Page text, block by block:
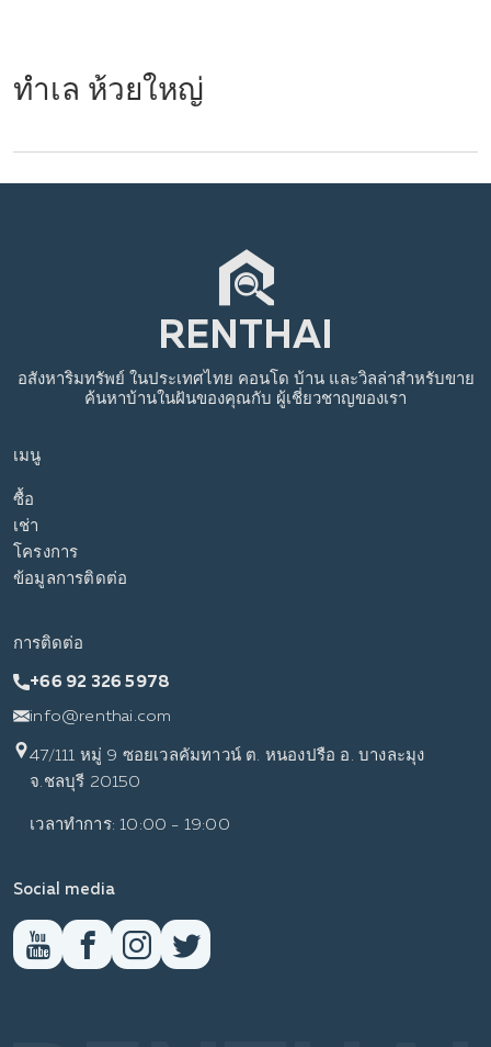
ทำเล ห้วยใหญ่
เมนู
ซื้อ
เช่า
โครงการ
ข้อมูลการติดต่อ
อสังหาริมทรัพย์ ในประเทศไทย คอนโด บ้าน และวิลล่าสำหรับขาย
ค้นหาบ้านในฝันของคุณกับ ผู้เชี่ยวชาญของเรา
การติดต่อ
+66 92 326 5978
info@renthai.com
47/111 หมู่ 9 ซอยเวลคัมทาวน์ ต. หนองปรือ อ. บางละมุง
จ.ชลบุรี 20150
เวลาทำการ: 10:00 - 19:00
Social media